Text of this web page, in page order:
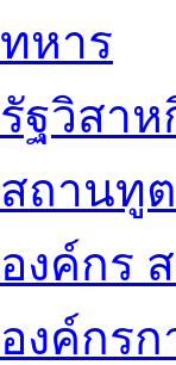
ทหาร
รัฐวิสาห
สถานทู
องค์กร
องค์กรก